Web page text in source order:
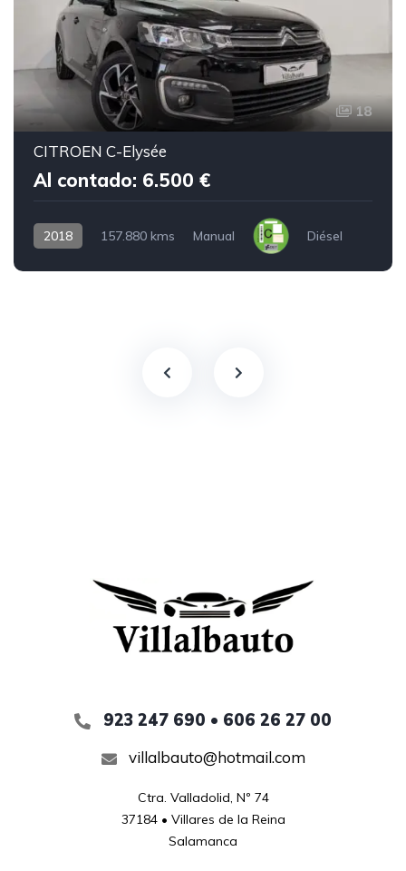
18
CITROEN C-Elysée
Al contado: 6.500 €
2018 157.880 kms Manual Diésel
923 247 690 • 606 26 27 00
villalbauto@hotmail.com
Ctra. Valladolid, Nº 74
37184 • Villares de la Reina
Salamanca